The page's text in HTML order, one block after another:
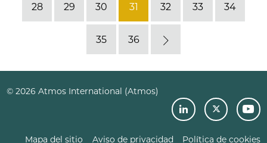
28 29 30 31 32 33 34
35 36
Next
© 2026 Atmos International (Atmos)
Mapa del sitio Aviso de privacidad Política de cookies